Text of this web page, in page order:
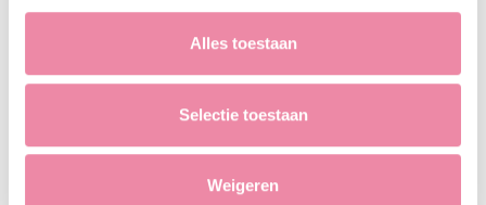
Alles toestaan
Selectie toestaan
Weigeren
Bohème Velvet "fine" -nude
€5,25
GoHandmade
€5,25